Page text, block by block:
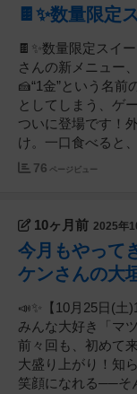
🍫✨数量限定
🍫✨数量限定スイ
さんの新メニュー
🍰“1金”という名前
としてしまう、ゲ
ついに登場です！
け。一口食べると
76 ページビュー
10ヶ月前 2025年
今月もやって
ケンさんの大
📣✨【10月25日(土
みんな大好き「マ
前々回も、初めて
大盛り上がり！知
笑顔になれる──そ